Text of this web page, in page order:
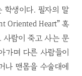
학생이다. 필자의 말
Oriented Heart” 혹
사람이 죽고 사는 문
가며 다른 사람들이
나 맨몸을 수술대에